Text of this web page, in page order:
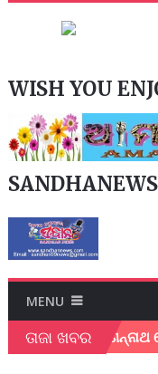
WISH YOU
MENU
ତାଜା ଖବର
ଜଗନ୍ନାଥ